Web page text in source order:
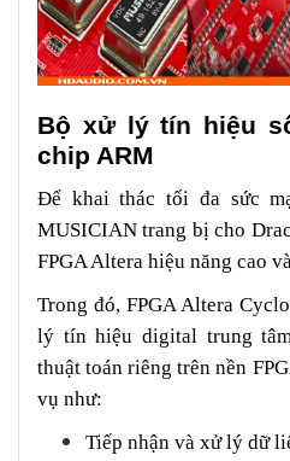
Bộ xử lý tín hiệu
chip ARM
Để khai thác tối đa sức
MUSICIAN trang bị cho
FPGA Altera hiệu năng cao
Trong đó, FPGA Altera
lý tín hiệu digital trung
thuật toán riêng trên nền
vụ như:
Tiếp nhận và xử lý dữ